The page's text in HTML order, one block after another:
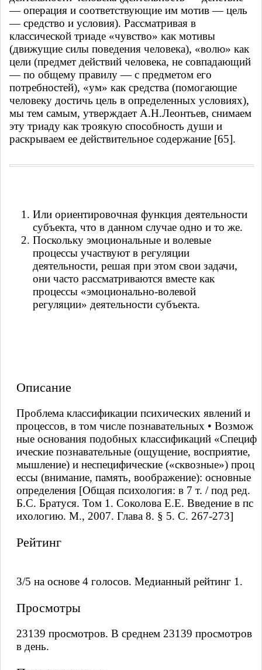
— операция и соответствующие им мотив — цель
— средство и условия). Рассматривая в
классической триаде «чувство» как мотивы
(движущие силы поведения человека), «волю» как
цели (предмет действий человека, не совпадающий
— по общему правилу — с предметом его
потребностей), «ум» как средства (помогающие
человеку достичь цель в определенных условиях),
мы тем самым, утверждает А.Н.Леонтьев, снимаем
эту триаду как троякую способность души и
раскрываем ее действительное содержание [65].
Или ориентировочная функция деятельности
субъекта, что в данном случае одно и то же.
Поскольку эмоциональные и волевые
процессы участвуют в регуляции
деятельности, решая при этом свои задачи,
они часто рассматриваются вместе как
процессы «эмоционально-волевой
регуляции» деятельности субъекта.
Описание
Проблема классификации психических явлений и
процессов, в том числе познавательных • Возмож
ные основания подобных классификаций «Специф
ические познавательные (ощущение, восприятие,
мышление) и неспецифические («сквозные») проц
ессы (внимание, память, воображение): основные
определения [Общая психология: в 7 т. / под ред.
Б.С. Братуся. Том 1. Соколова Е.Е. Введение в пс
ихологию. М., 2007. Глава 8. § 5. С. 267-273]
Рейтинг
3/5 на основе 4 голосов. Медианный рейтинг 1.
Просмотры
23139 просмотров. В среднем 23139 просмотров
в день.